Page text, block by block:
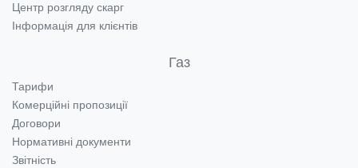
Центр розгляду скарг
Інформація для клієнтів
Газ
Тарифи
Комерційні пропозиції
Договори
Нормативні документи
Звітність